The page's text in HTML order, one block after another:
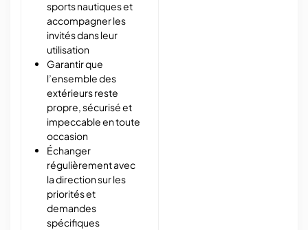
sports nautiques et
accompagner les
invités dans leur
utilisation
Garantir que
l’ensemble des
extérieurs reste
propre, sécurisé et
impeccable en toute
occasion
Échanger
régulièrement avec
la direction sur les
priorités et
demandes
spécifiques